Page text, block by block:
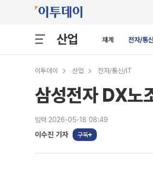
산업 재계 전자/통
이투데이 산업 전자/통신/IT
삼성전자 DX노
입력 2026-05-18 08:49
이수진 기자 구독